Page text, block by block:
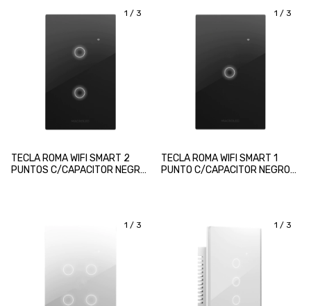
1 / 3
TECLA ROMA WIFI SMART 2
PUNTOS C/CAPACITOR NEGRO
1 / 3
TECLA ROMA WIFI SMART 1
PUNTO C/CAPACITOR NEGRO
1 / 3 1 / 3